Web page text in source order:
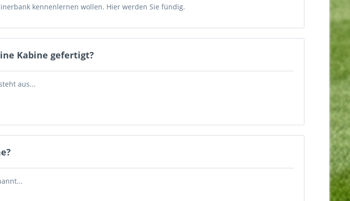
kennenlernen wollen. Hier werden Sie fündig.
Kabine gefertigt?
aus...